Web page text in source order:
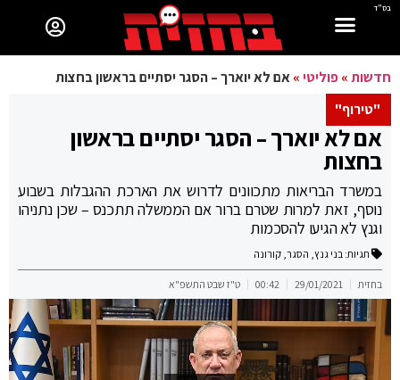
בס"ד
חדשות»פוליטי»אם לא יוארך – הסגר יסתיים בראשון בחצות
"טירוף"
אם לא יוארך – הסגר יסתיים בראשון
בחצות
במשרד הבריאות מתכוונים לדרוש את הארכת ההגבלות בשבוע
נוסף, זאת למרות שטרם ברור אם הממשלה תתכנס – שכן נתניהו
וגנץ לא הגיעו להסכמות
תגיות: בני גנץ, הסגר, קורונה
בחזית 29/01/2021
00:42 ט"ז שבט התשפ"א